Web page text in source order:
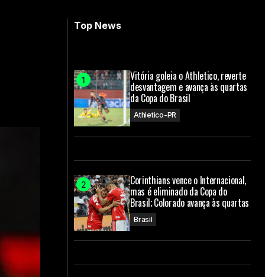
Top News
Vitória goleia o Athletico, reverte
desvantagem e avança às quartas
da Copa do Brasil
Athletico-PR
Corinthians vence o Internacional,
mas é eliminado da Copa do
Brasil; Colorado avança às quartas
Brasil